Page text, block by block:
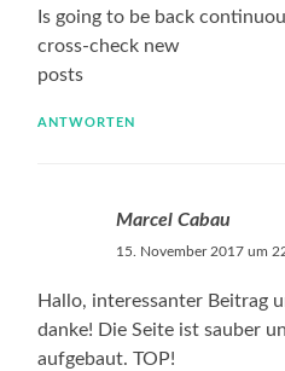
Is going to be back
cross-check new
posts
ANTWORTEN
Marcel Cabau
15. November 2017 um
Hallo, interessanter Beitrag
danke! Die Seite ist sauber
aufgebaut. TOP!